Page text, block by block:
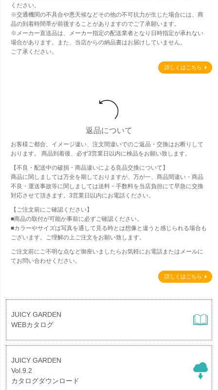
ください。
※交通機関の不具合や悪天候などその他の不可抗力が生じた場合には、商
品の到着時間帯が前後することがありますのでご了承願います。
※メーカー直送品は、メーカー指定の配送業者となり日時指定が承れない
場合があります。また、当店からの納品書はお届けしていません。
ご了承ください。
詳しくはこちら
返品について
お客様ご都合、イメージ違い、注文間違いでのご返品・交換はお断りして
おります。 商品到着後、必ず3営業日以内に検品をお願い致します。
【不良・配送中の破損・商品違いによる良品交換について】
商品に関しましては万全を期しておりますが、万が一、商品間違い・商品
不良・運送事故等に関しましては送料・手数料を当店負担にて早急に交換
対応させて頂きます。3営業日以内にお電話ください。
【ご注文前にご確認ください】
■商品の取付が可能か事前に必ずご確認ください。
■カラーやサイズは写真を通して見る時とは想像と違うと感じられる場合も
ございます。ご理解の上ご注文をお願い致します。
ご注文前にご不明な点など御座いましたらお気軽にお電話またはメールに
てお問い合わせください。
詳しくはこちら
JUICY GARDEN
WEBカタログ
JUICY GARDEN
Vol.9.2
カタログダウンロード